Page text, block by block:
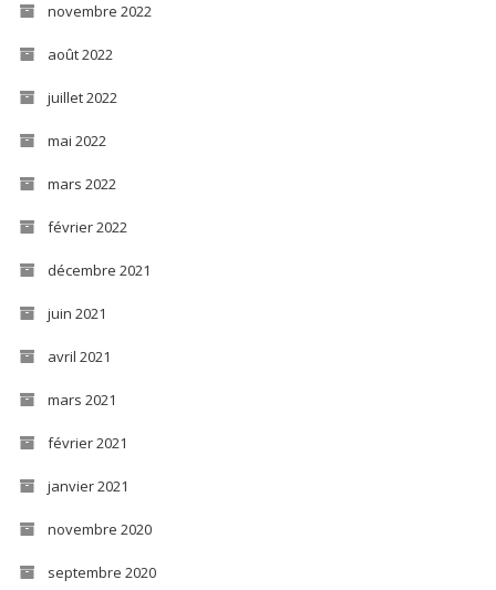
novembre 2022
août 2022
juillet 2022
mai 2022
mars 2022
février 2022
décembre 2021
juin 2021
avril 2021
mars 2021
février 2021
janvier 2021
novembre 2020
septembre 2020